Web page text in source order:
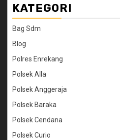
KATEGORI
Bag Sdm
Blog
Polres Enrekang
Polsek Alla
Polsek Anggeraja
Polsek Baraka
Polsek Cendana
Polsek Curio